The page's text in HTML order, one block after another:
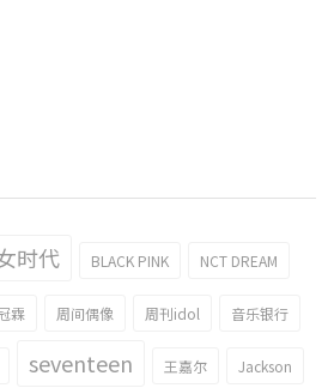
时代 BLACK PINK NCT DREAM
霖 周间偶像 周刊idol 音乐银行
seventeen 王嘉尔 Jackson